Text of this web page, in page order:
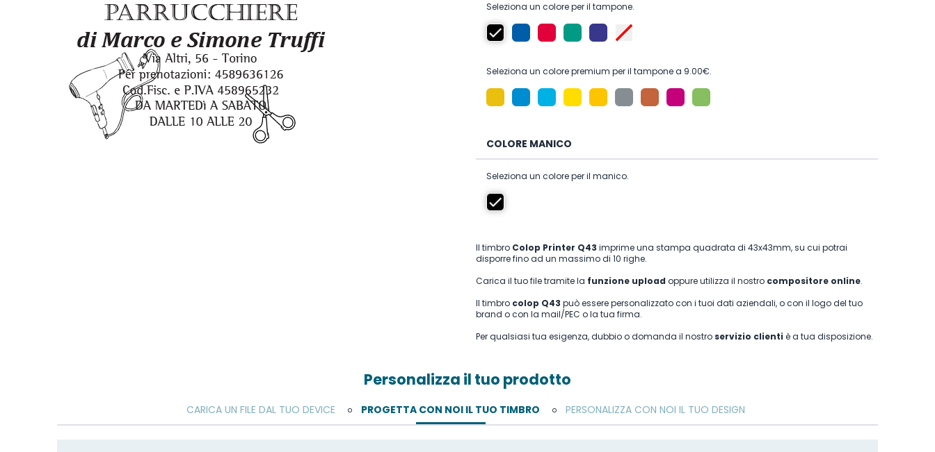
Seleziona un colore per il tampone.
Seleziona un colore premium per il tampone a 9.00€.
COLORE MANICO
Seleziona un colore per il manico.
Il timbro Colop Printer Q43 imprime una stampa quadrata di 43x43mm, su cui potrai
disporre fino ad un massimo di 10 righe.
Carica il tuo file tramite la funzione upload oppure utilizza il nostro compositore online.
Il timbro colop Q43 può essere personalizzato con i tuoi dati aziendali, o con il logo del tuo
brand o con la mail/PEC o la tua firma.
Per qualsiasi tua esigenza, dubbio o domanda il nostro servizio clienti è a tua disposizione.
Personalizza il tuo prodotto
CARICA UN FILE DAL TUO DEVICE o PROGETTA CON NOI IL TUO TIMBRO o PERSONALIZZA CON NOI IL TUO DESIGN